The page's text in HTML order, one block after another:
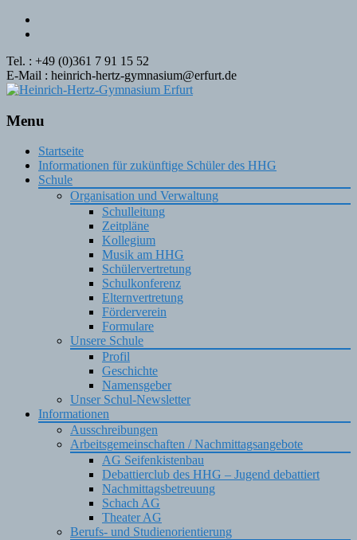
Tel. : +49 (0)361 7 91 15 52
E-Mail : heinrich-hertz-gymnasium@erfurt.de
Menu
Skip
content
Startseite
Informationen für zukünftige Schüler des HHG
Schule
Organisation und Verwaltung
Schulleitung
Zeitpläne
Kollegium
Musik am HHG
Schülervertretung
Schulkonferenz
Elternvertretung
Förderverein
Formulare
Unsere Schule
Profil
Geschichte
Namensgeber
Unser Schul-Newsletter
Informationen
Ausschreibungen
Arbeitsgemeinschaften / Nachmittagsangebote
AG Seifenkistenbau
Debattierclub des HHG – Jugend debattiert
Nachmittagsbetreuung
Schach AG
Theater AG
Berufs- und Studienorientierung